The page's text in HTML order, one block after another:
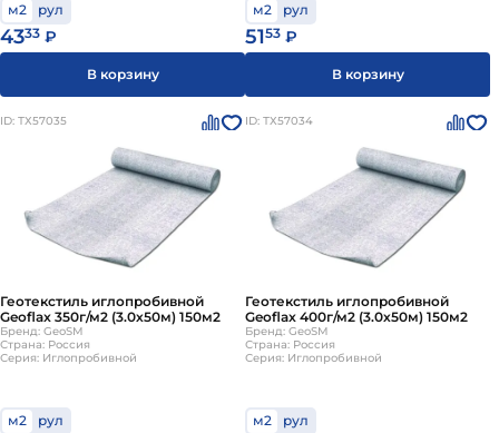
м2 рул
4333 ₽
В корзину
м2 рул
5153 ₽
В корзину
ID: ТХ57035
Геотекстиль иглопробивной
Geoflax 350г/м2 (3.0х50м) 150м2
Бренд: GeoSM
Страна: Россия
Серия: Иглопробивной
м2 рул
ID: ТХ57034
Геотекстиль иглопробивной
Geoflax 400г/м2 (3.0х50м) 150м2
Бренд: GeoSM
Страна: Россия
Серия: Иглопробивной
м2 рул